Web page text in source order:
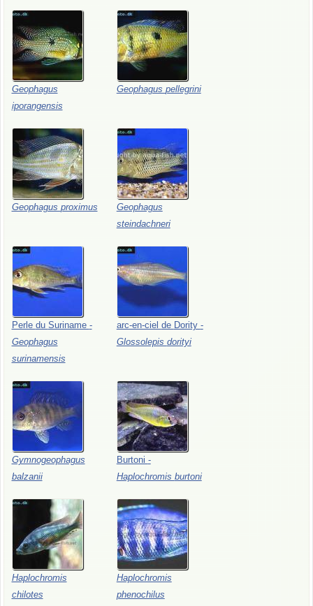
Geophagus
iporangensis
Geophagus pellegrini
Geophagus proximus
Geophagus
steindachneri
Perle du Suriname -
Geophagus
surinamensis
arc-en-ciel de Dority -
Glossolepis dorityi
Gymnogeophagus
balzanii
Burtoni -
Haplochromis burtoni
Haplochromis
chilotes
Haplochromis
phenochilus